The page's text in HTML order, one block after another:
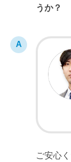
うか？
ご安心